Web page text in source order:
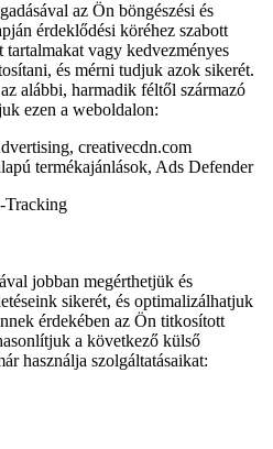
az Ön böngészési és
érdeklődési köréhez szabott
tartalmakat vagy kedvezményes
és mérni tudjuk azok sikerét.
alábbi, harmadik féltől származó
ezen a weboldalon:
creativecdn.com
termékajánlások, Ads Defender
Tracking
jobban megérthetjük és
sikerét, és optimalizálhatjuk
érdekében az Ön titkosított
a következő külső
használja szolgáltatásaikat: